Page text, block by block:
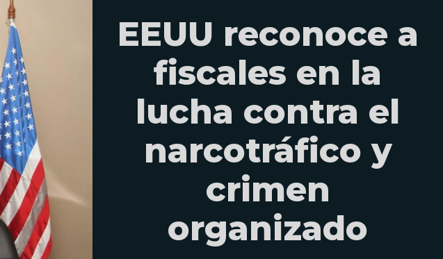
EEUU reconoce a
fiscales en la
lucha contra el
narcotráfico y
crimen
organizado